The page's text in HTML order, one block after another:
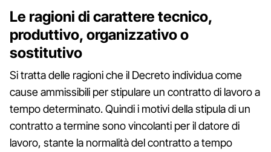
Le ragioni di carattere tecnico,
produttivo, organizzativo o
sostitutivo
Si tratta delle ragioni che il Decreto individua come
cause ammissibili per stipulare un contratto di lavoro a
tempo determinato. Quindi i motivi della stipula di un
contratto a termine sono vincolanti per il datore di
lavoro, stante la normalità del contratto a tempo